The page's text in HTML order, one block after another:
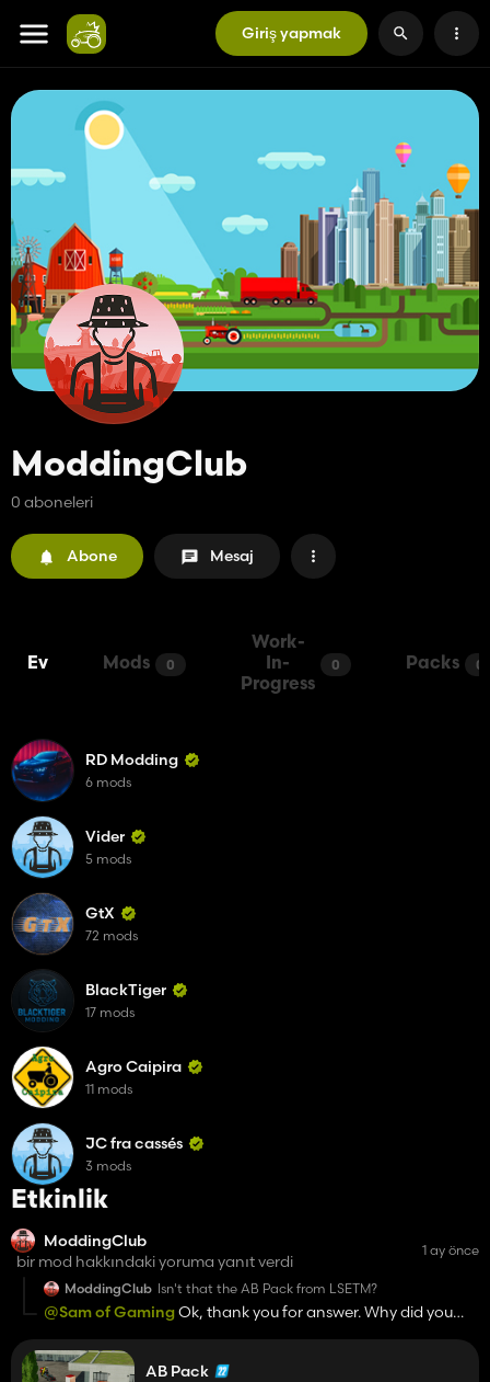
Giriş yapmak
ModdingClub
0 aboneleri
Abone Mesaj
Ev Mods 0
Work-
In-
Progress
0 Packs 0
Etkinlik
ModdingClub
bir mod hakkındaki yoruma yanıt verdi
1 ay önce
ModdingClub Isn't that the AB Pack from LSETM?
@Sam of GamingOk, thank you for answer. Why did you
LSETM King Mods account?
AB Pack
RD Modding
6 mods
Vider
5 mods
GtX
72 mods
BlackTiger
17 mods
Agro Caipira
11 mods
JC fra cassés
3 mods